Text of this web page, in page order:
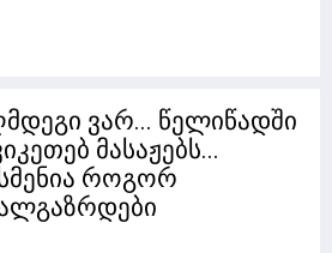
ვარ... წელიწადში
მასაჟებს...
როგორ